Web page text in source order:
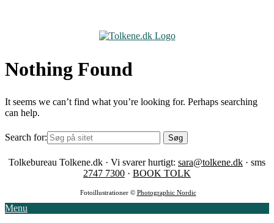
Nothing Found
It seems we can’t find what you’re looking for. Perhaps searching
can help.
Search for:
Tolkebureau Tolkene.dk · Vi svarer hurtigt: sara@tolkene.dk · sms
2747 7300 · BOOK TOLK
Fotoillustrationer © Photographic Nordic
Menu